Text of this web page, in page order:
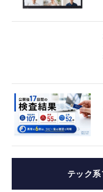
テック